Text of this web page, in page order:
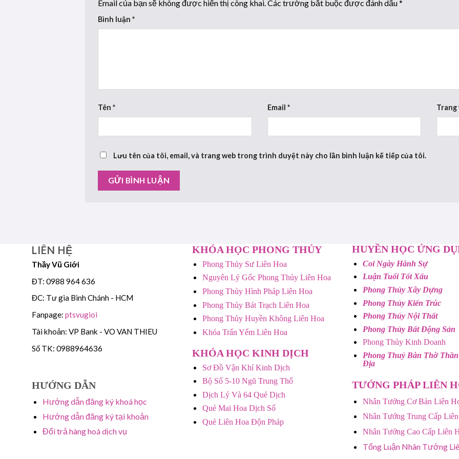
Email của bạn sẽ không được hiển thị công khai.Các trường bắt buộc được đánh dấu*
Bình luận*
Tên* Email * Trang
Lưu tên của tôi, email, và trang web trong trình duyệt này cho lần bình luận kế tiếp của tôi.
LIÊN HỆ
Thầy Vũ Giới
ĐT: 0988 964 636
ĐC: Tư gia Bình Chánh - HCM
Fanpage: ptsvugioi
Tài khoản: VP Bank - VO VAN THIEU
Số TK: 0988964636
HƯỚNG DẪN
Hướng dẫn đăng ký khoá học
Hướng dẫn đăng ký tại khoản
Đổi trả hàng hoá dịch vụ
KHÓA HỌC PHONG THỦY
Phong Thủy Sư Liên Hoa
Nguyên Lý Gốc Phong Thủy Liên Hoa
Phong Thủy Hình Pháp Liên Hoa
Phong Thủy Bát Trạch Liên Hoa
Phong Thủy Huyền Không Liên Hoa
Khóa Trấn Yểm Liên Hoa
KHÓA HỌC KINH DỊCH
Sơ Đồ Vận Khí Kinh Dịch
Bộ Số 5-10 Ngũ Trung Thổ
Dịch Lý Và 64 Quẻ Dịch
Quẻ Mai Hoa Dịch Số
Quẻ Liên Hoa Độn Pháp
HUYỀN HỌC ỨNG
Coi Ngày Hành Sự
Luận Tuổi Tốt Xấu
Phong Thủy Xây Dựng
Phong Thủy Kiến Trúc
Phong Thủy Nội Thất
Phong Thủy Bất Động Sản
Phong Thủy Kinh Doanh
Phong Thuỷ Bàn Thờ
Địa
TƯỚNG PHÁP LIÊN
Nhân Tướng Cơ Bản Liên
Nhân Tướng Trung Cấp
Nhân Tướng Cao Cấp Liên
Tổng Luận Nhân Tướng